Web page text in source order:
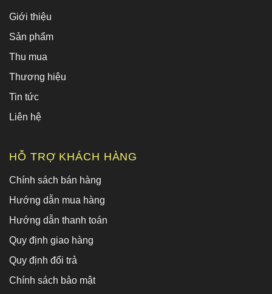
Giới thiệu
Sản phẩm
Thu mua
Thương hiệu
Tin tức
Liên hệ
HỖ TRỢ KHÁCH HÀNG
Chính sách bán hàng
Hướng dẫn mua hàng
Hướng dẫn thanh toán
Quy định giao hàng
Quy định đổi trả
Chính sách bảo mật